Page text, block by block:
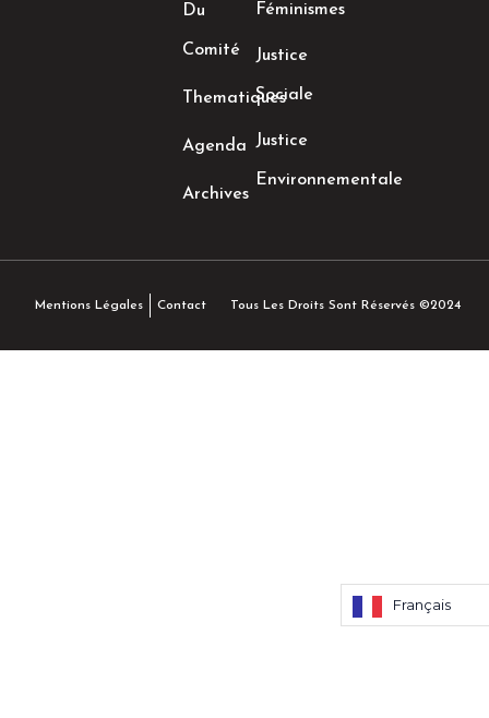
Français
Du
Comité
Thematiques
Agenda
Archives
Féminismes
Justice
Sociale
Justice
Environnementale
Mentions Légales Contact Tous Les Droits Sont Réservés ©2024
Français